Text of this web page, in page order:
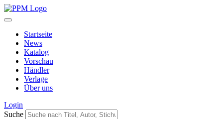
Startseite
News
Katalog
Vorschau
Händler
Verlage
Über uns
Login
Suche